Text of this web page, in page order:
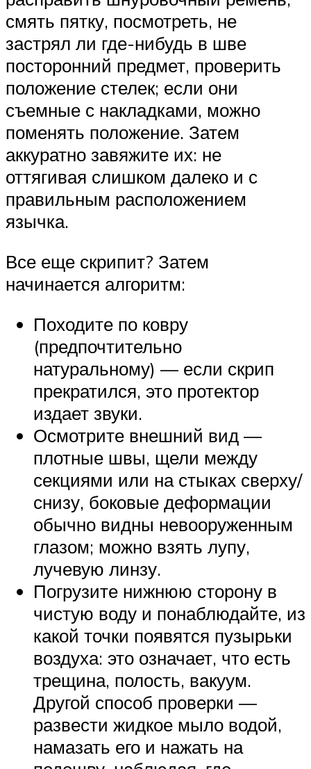
смять пятку, посмотреть, не
застрял ли где-нибудь в шве
посторонний предмет, проверить
положение стелек; если они
съемные с накладками, можно
поменять положение. Затем
аккуратно завяжите их: не
оттягивая слишком далеко и с
правильным расположением
язычка.
Все еще скрипит? Затем
начинается алгоритм:
Походите по ковру
(предпочтительно
натуральному) — если скрип
прекратился, это протектор
издает звуки.
Осмотрите внешний вид —
плотные швы, щели между
секциями или на стыках сверху/
снизу, боковые деформации
обычно видны невооруженным
глазом; можно взять лупу,
лучевую линзу.
Погрузите нижнюю сторону в
чистую воду и понаблюдайте, из
какой точки появятся пузырьки
воздуха: это означает, что есть
трещина, полость, вакуум.
Другой способ проверки —
развести жидкое мыло водой,
намазать его и нажать на